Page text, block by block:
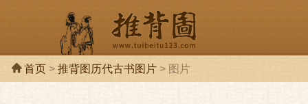
首页> 推背图历代古书图片> 图片